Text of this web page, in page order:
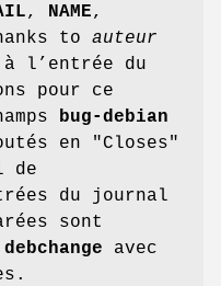
, NAME,
to auteur
l’entrée du
pour ce
bug-debian
en "Closes"
de
du journal
sont
debchange avec